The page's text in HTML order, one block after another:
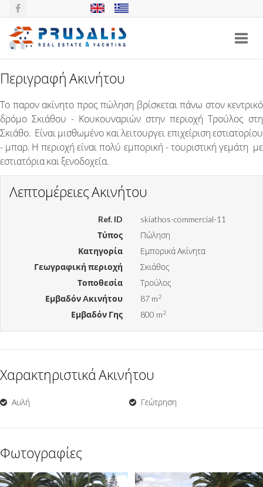
ΕΠΑΓΓΕΛΜΑΤΙΚΌ ΑΚΊΝΗΤΟ
ΤΡΟΎΛΟΣ, ΣΚΙΆΘΟΣ
Περιγραφή Ακινήτου
Το παρον ακίνητο προς πώληση βρίσκεται πάνω στον κεντρικό
δρόμο Σκιάθου - Κουκουναριών στην περιοχή Τρούλος στη
Σκιάθο. Είναι μισθωμένο και λειτουργει επιχείριση εστιατορίου
- μπαρ. Η περιοχή είναι πολύ εμπορική - τουριστική γεμάτη με
εστιατόρια και ξενοδοχεία.
Λεπτομέρειες Ακινήτου
Ref. ID
skiathos-commercial-11
Τύπος
Πώληση
Κατηγορία
Εμπορικά Ακίνητα
Γεωγραφική περιοχή
Σκιάθος
Τοποθεσία
Τρούλος
Εμβαδόν Aκινήτου
87 m2
Εμβαδόν Γης 800 m2
Χαρακτηριστικά Ακινήτου
Αυλή Γεώτρηση
Φωτογραφίες